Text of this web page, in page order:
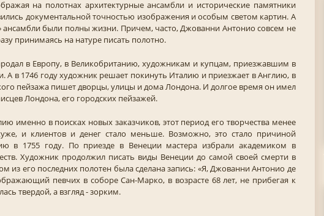
на полотнах архитектурные ансамбли и исторические памятники
документальной точностью изображения и особым светом картин. А
ансамбли были полны жизни. Причем, часто, Джованни Антонио совсем не
принимаясь на натуре писать полотно.
в Европу, в Великобританию, художникам и купцам, приезжавшим в
А в 1746 году художник решает покинуть Италию и приезжает в Англию, в
пейзажа пишет дворцы, улицы и дома Лондона. И долгое время он имел
Лондона, его городских пейзажей.
именно в поисках новых заказчиков, этот период его творчества менее
и клиентов и денег стало меньше. Возможно, это стало причиной
в 1755 году. По приезде в Венеции мастера избрали академиком в
Художник продолжил писать виды Венеции до самой своей смерти в
из его последних полотен была сделана запись: «Я, Джованни Антонио де
певчих в соборе Сан-Марко, в возрасте 68 лет, не прибегая к
твердой, а взгляд - зорким.